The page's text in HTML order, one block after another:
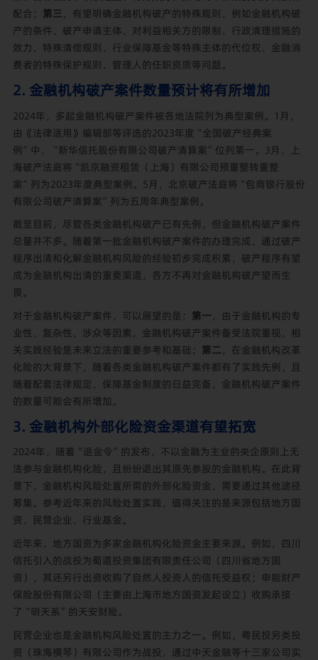
配合； 第三 ，有望明确金融机构破产的特殊规则，例如金融机构破
产的条件、破产申请主体、对利益相关方的限制、行政清理措施的
效力、特殊清偿规则、行业保障基金等特殊主体的代位权、金融消
费者的特殊保护规则、管理人的任职资质等问题。
2. 金融机构破产案件数量预计将有所增加
2024年，多起金融机构破产案件被各地法院列为典型案例。1月，
由《法律适用》编辑部等评选的2023年度“全国破产经典案
例”中，“新华信托股份有限公司破产清算案”位列第一。3月，上
海破产法庭将“凯京融资租赁（上海）有限公司预重整转重整
案”列为2023年度典型案例。5月，北京破产法庭将“包商银行股份
有限公司破产清算案”列为五周年典型案例。
截至目前，尽管各类金融机构破产已有先例，但金融机构破产案件
总量并不多。随着第一批金融机构破产案件的办理完成，通过破产
程序出清和化解金融机构风险的经验初步完成积累，破产程序有望
成为金融机构出清的重要渠道，各方不再对金融机构破产望而生
畏。
对于金融机构破产案件，可以展望的是： 第一 ，由于金融机构的专
业性、复杂性、涉众等因素，金融机构破产案件备受法院重视，相
关实践经验是未来立法的重要参考和基础； 第二 ，在金融机构改革
化险的大背景下，随着各类金融机构破产案件都有了实践先例，且
随着配套法律规定、保障基金制度的日益完备，金融机构破产案件
的数量可能会有所增加。
3. 金融机构外部化险资金渠道有望拓宽
2024年，随着“退金令”的发布，不以金融为主业的央企原则上无
法参与金融机构化险，且纷纷退出其原先参股的金融机构。在此背
景下，金融机构风险处置所需的外部化险资金，需要通过其他途径
筹集。参考近年来的风险处置实践，值得关注的是来源包括地方国
资、民营企业、行业基金。
近年来，地方国资为多家金融机构化险资金主要来源。例如，四川
信托引入的战投为蜀道投资集团有限责任公司（四川省地方国
资），其还另行出资收购了自然人投资人的信托受益权；申能财产
保险股份有限公司（主要由上海市地方国资发起设立）收购承接
了“明天系”的天安财险。
民营企业也是金融机构风险处置的主力之一。例如，粤民投另类投
资（珠海横琴）有限公司作为战投，通过中天金融等十三家公司实